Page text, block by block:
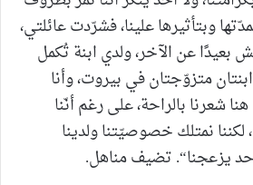
وبتأثيرها علينا، فشرّدت عائلتي،
بعيدًا عن الآخر، ولدي ابنة تُكمل
متزوّجتان في بيروت، وأنا
شعرنا بالراحة، على رغم أنّنا
نمتلك خصوصيّتنا ولدينا
يزعجنا“. تضيف مناهل.